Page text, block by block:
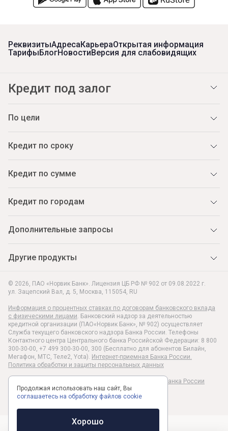
© 2026, ПАО «Норвик Банк». Лицензия ЦБ РФ № 902 от 09.08.2022 г.
ул. Зацепский Вал, д. 5, Москва, 115054, RU
Информация о процентных ставках по договорам банковского вклада
с физическими лицами. Банковский надзор за деятельностью
кредитной организации (ПАО«Норвик Банк», № 902) осуществляет
Служба текущего банковского надзора Банка России. Телефоны
Контактного центра Центрального банка Российской Федерации: 8 800
300-30-00, +7 499 300-30-00, 300 (Бесплатно для абонентов Билайн,
Мегафон, МТС, Теле2, Yota). Интернет-приемная Банка России.
Политика обработки и защиты персональных данных
Раскрытие информации в соответствии c Указанием Банка России
№6496-У
РеквизитыАдресаКарьераОткрытая информация
ТарифыБлогНовостиВерсия для слабовидящих
Кредит под залог
По цели
Кредит по сроку
Кредит по сумме
Кредит по городам
Дополнительные запросы
Другие продукты
Продолжая использовать наш сайт, Вы
соглашаетесь на обработку файлов cookie
Хорошо